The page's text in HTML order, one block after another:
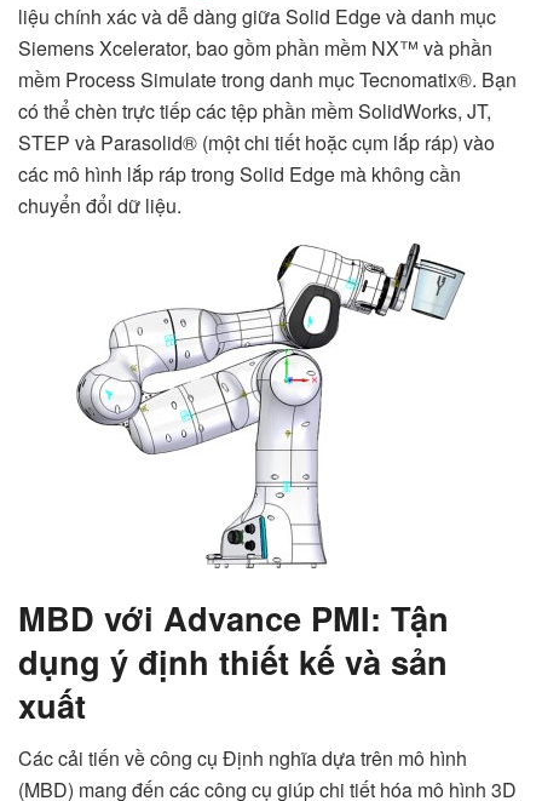
liệu chính xác và dễ dàng giữa Solid Edge và danh mục
Siemens Xcelerator, bao gồm phần mềm NX™ và phần
mềm Process Simulate trong danh mục Tecnomatix®. Bạn
có thể chèn trực tiếp các tệp phần mềm SolidWorks, JT,
STEP và Parasolid® (một chi tiết hoặc cụm lắp ráp) vào
các mô hình lắp ráp trong Solid Edge mà không cần
chuyển đổi dữ liệu.
MBD với Advance PMI: Tận
dụng ý định thiết kế và sản
xuất
Các cải tiến về công cụ Định nghĩa dựa trên mô hình
(MBD) mang đến các công cụ giúp chi tiết hóa mô hình 3D